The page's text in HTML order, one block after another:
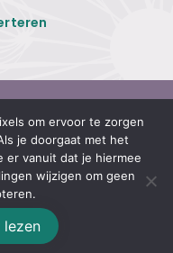
Website door
om ervoor te zorgen
je doorgaat met het
er vanuit dat je hiermee
wijzigen om geen
lezen